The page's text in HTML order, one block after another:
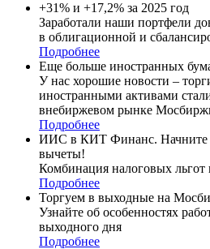
+31% и +17,2% за 2025 год
Заработали наши портфели
в облигационной и
Подробнее
Еще больше иностранных
У нас хорошие новости –
иностранными активами
внебиржевом рынке
Подробнее
ИИС в КИТ Финанс. Начните
вычеты!
Комбинация налоговых
Подробнее
Торгуем в выходные на
Узнайте об особенностях
выходного дня
Подробнее